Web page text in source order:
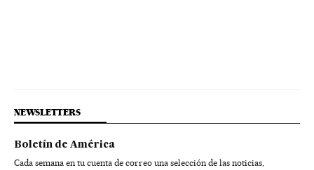
NEWSLETTERS
Boletín de América
Cada semana en tu cuenta de correo una selección de las noticias,